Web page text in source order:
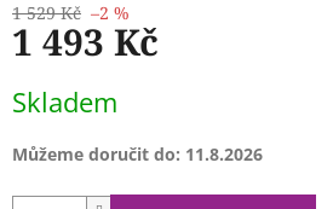
1 529 Kč –2 %
1 493 Kč
cena:
Skladem
Můžeme doručit do: 11.8.2026